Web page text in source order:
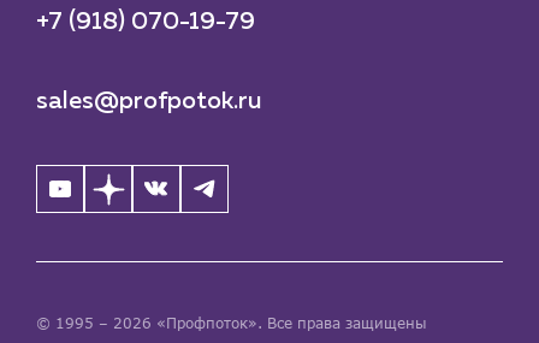
+7 (918) 070-19-79
sales@profpotok.ru
© 1995 – 2026 «Профпоток». Все права защищены